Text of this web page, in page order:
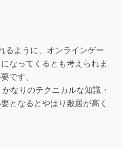
るように、オンラインゲー
なってくるとも考えられま
です。
なりのテクニカルな知識・
となるとやはり敷居が高く